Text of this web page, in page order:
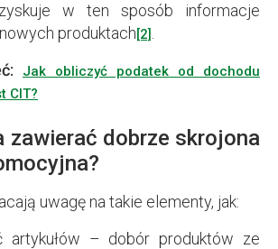
w ten sposób informacje
produktach[2]
Jak obliczyć podatek od dochodu
CIT?
zawierać dobrze skrojona
uwagę na takie elementy, jak:
artykułów – dobór produktów ze